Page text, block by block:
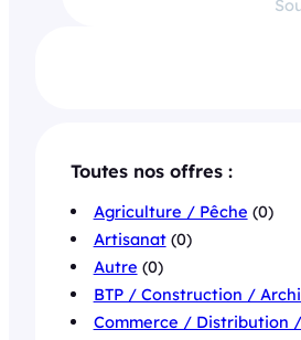
Toutes nos offres :
Agriculture / Pêche (0)
Artisanat(0)
Autre (0)
BTP / Construction /
Commerce / Distribution